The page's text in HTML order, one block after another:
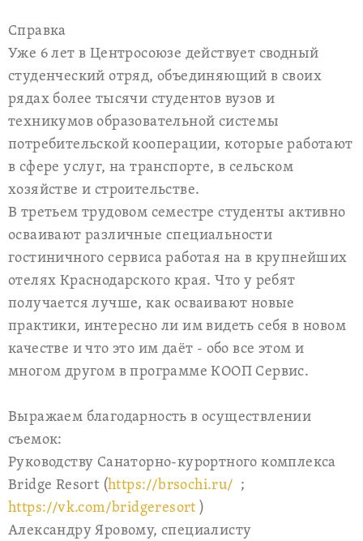
Справка
Уже 6 лет в Центросоюзе действует сводный
студенческий отряд, объединяющий в своих
рядах более тысячи студентов вузов и
техникумов образовательной системы
потребительской кооперации, которые работают
в сфере услуг, на транспорте, в сельском
хозяйстве и строительстве.
В третьем трудовом семестре студенты активно
осваивают различные специальности
гостиничного сервиса работая на в крупнейших
отелях Краснодарского края. Что у ребят
получается лучше, как осваивают новые
практики, интересно ли им видеть себя в новом
качестве и что это им даёт - обо все этом и
многом другом в программе КООП Сервис.
Выражаем благодарность в осуществлении
съемок:
Руководству Санаторно-курортного комплекса
Bridge Resort (https://brsochi.ru/ ;
https://vk.com/bridgeresort )
Александру Яровому, специалисту